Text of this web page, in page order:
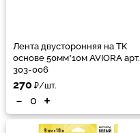
Лента двусторонняя на ТК
основе 50мм*10м AVIORA арт.
303-006
270 ₽/шт.
- +